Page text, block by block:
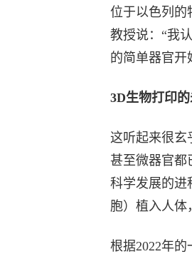
位于以色列的
教授说：“我
的简单器官
3D生物打印
这听起来很玄
甚至微器官都
科学发展的
胞）植入人体
根据2022年